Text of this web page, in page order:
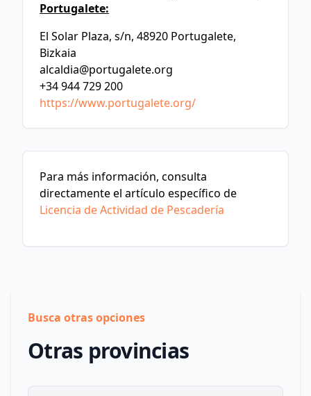
Portugalete:
El Solar Plaza, s/n, 48920 Portugalete,
Bizkaia
alcaldia@portugalete.org
+34 944 729 200
https://www.portugalete.org/
Para más información, consulta
directamente el artículo específico de
Licencia de Actividad de Pescadería
Busca otras opciones
Otras provincias